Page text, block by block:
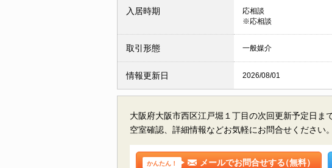
入居時期
応相談
※応相談
取引形態 一般媒介
情報更新日 2026/08/01
大阪府大阪市西区江戸堀１丁目の次回更新予定日ま
空室確認、詳細情報などお気軽にお問合せください。
かんたん！ メールでお問合せする（無料）